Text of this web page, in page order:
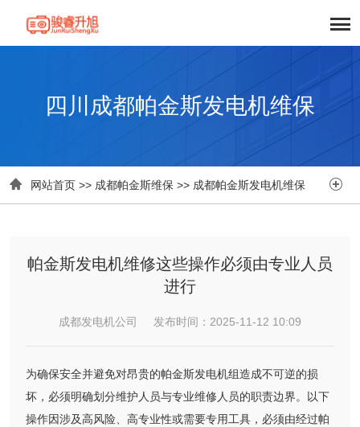
四川成都帕金斯发电机维保
 网站首页 >> 成都帕金斯维保 >> 成都帕金斯发电机维保 
帕金斯发电机维修这些操作必须由专业人员
进行
成都发电机公司 发布时间：2025-11-12 10:09
为确保安全并避免对昂贵的帕金斯发电机组造成不可逆的损
坏，必须明确划分维护人员与专业维修人员的职责边界。以下
操作因涉及高风险、高专业性或需要专用工具，必须由经过帕